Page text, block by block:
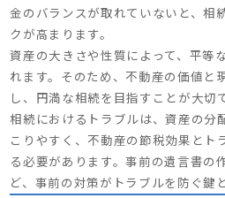
金のバランスが取れていないと、相
クが高まります。
資産の大きさや性質によって、平等
れます。そのため、不動産の価値と
し、円満な相続を目指すことが大切
相続におけるトラブルは、資産の分
こりやすく、不動産の節税効果とト
る必要があります。事前の遺言書の
ど、事前の対策がトラブルを防ぐ鍵